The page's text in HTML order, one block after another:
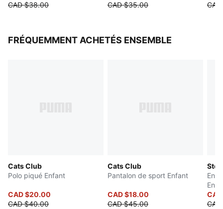
CAD $38.00
CAD $35.00
FRÉQUEMMENT ACHETÉS ENSEMBLE
Cats Club
Polo piqué Enfant
CAD $20.00
CAD $40.00
Cats Club
Pantalon de sport Enfant
CAD $18.00
CAD $45.00